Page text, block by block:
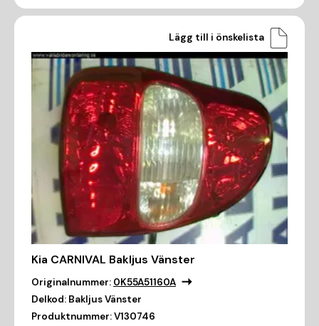
Lägg till i önskelista
Kia CARNIVAL Bakljus Vänster
Originalnummer: 0K55A51160A
Delkod: Bakljus Vänster
Produktnummer:V130746